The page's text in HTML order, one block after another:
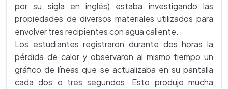
por su sigla en inglés) estaba investigando las
propiedades de diversos materiales utilizados para
envolver tres recipientes con agua caliente.
Los estudiantes registraron durante dos horas la
pérdida de calor y observaron al mismo tiempo un
gráfico de líneas que se actualizaba en su pantalla
cada dos o tres segundos. Esto produjo mucha